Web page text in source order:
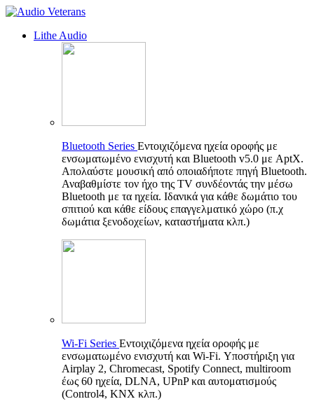
Lithe Audio
Bluetooth Series Εντοιχιζόμενα ηχεία οροφής με
ενσωματωμένο ενισχυτή και Bluetooth v5.0 με AptX.
Απολαύστε μουσική από οποιαδήποτε πηγή Bluetooth.
Αναβαθμίστε τον ήχο της TV συνδέοντάς την μέσω
Bluetooth με τα ηχεία. Ιδανικά για κάθε δωμάτιο του
σπιτιού και κάθε είδους επαγγελματικό χώρο (π.χ
δωμάτια ξενοδοχείων, καταστήματα κλπ.)
Wi-Fi Series Εντοιχιζόμενα ηχεία οροφής με
ενσωματωμένο ενισχυτή και Wi-Fi. Υποστήριξη για
Airplay 2, Chromecast, Spotify Connect, multiroom
έως 60 ηχεία, DLNA, UPnP και αυτοματισμούς
(Control4, KNX κλπ.)